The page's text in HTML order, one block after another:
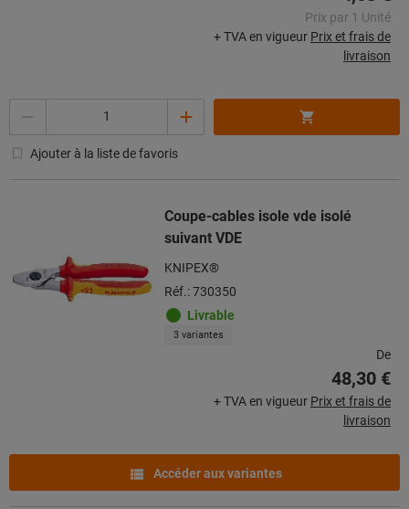
Prix par 1 Unité
+ TVA en vigueur Prix et frais de
livraison
Ajouter à la liste de favoris
Coupe-cables isole vde isolé
suivant VDE
KNIPEX®
Réf.: 730350
Livrable
3 variantes
De
48,30 €
+ TVA en vigueur Prix et frais de
livraison
Accéder aux variantes